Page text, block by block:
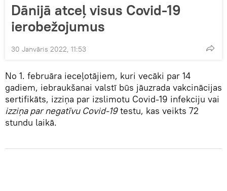
Dānijā atceļ visus Covid-19
ierobežojumus
30 Janvāris 2022, 11:53
No 1. februāra ieceļotājiem, kuri vecāki par 14
gadiem, iebraukšanai valstī būs jāuzrada vakcinācijas
sertifikāts, izziņa par izslimotu Covid-19 infekciju vai
izziņa par negatīvu Covid-19testu, kas veikts 72
stundu laikā.